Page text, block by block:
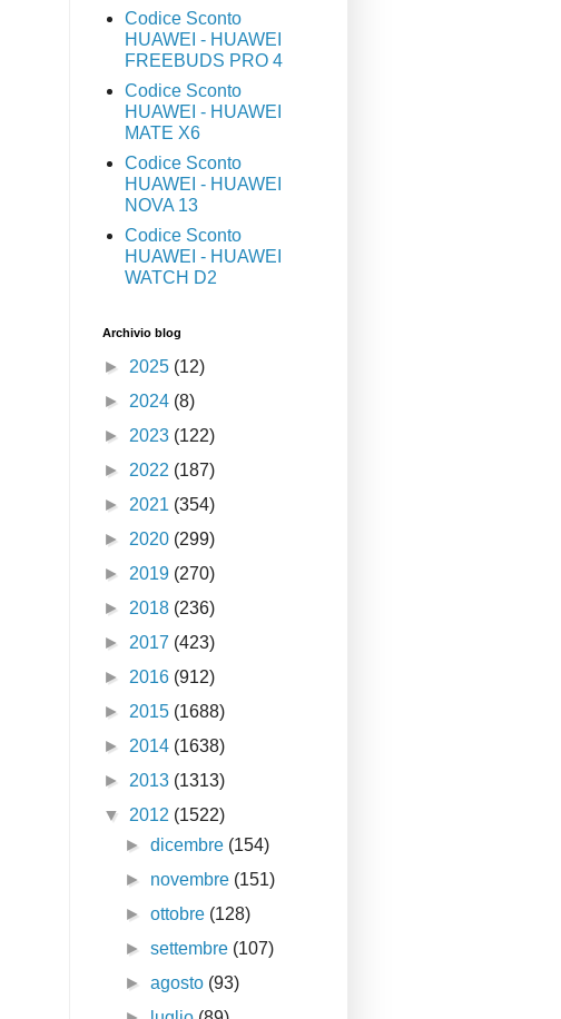
Codice Sconto
HUAWEI - HUAWEI
FREEBUDS PRO 4
Codice Sconto
HUAWEI - HUAWEI
MATE X6
Codice Sconto
HUAWEI - HUAWEI
NOVA 13
Codice Sconto
HUAWEI - HUAWEI
WATCH D2
Archivio blog
► 2025 (12)
► 2024 (8)
► 2023 (122)
► 2022 (187)
► 2021 (354)
► 2020 (299)
► 2019 (270)
► 2018 (236)
► 2017 (423)
► 2016 (912)
► 2015 (1688)
► 2014 (1638)
► 2013 (1313)
▼ 2012 (1522)
►dicembre (154)
► novembre (151)
►ottobre (128)
►settembre (107)
►agosto (93)